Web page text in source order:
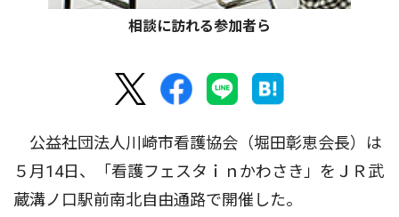
相談に訪れる参加者ら
公益社団法人川崎市看護協会（堀田彰恵会長）は
５月14日、「看護フェスタｉｎかわさき」をＪＲ武
蔵溝ノ口駅前南北自由通路で開催した。